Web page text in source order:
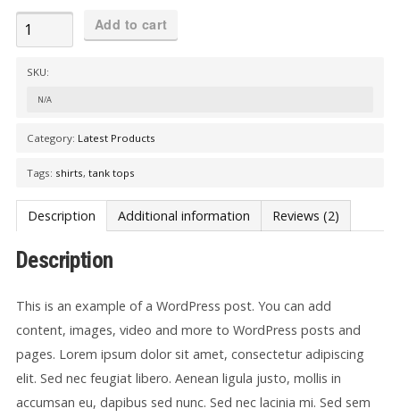
Striped
Long
Tank
Top
Add to cart
SKU:
N/A
Category: Latest Products
Tags: shirts, tank tops
Description Additional information Reviews (2)
Description
This is an example of a WordPress post. You can add
content, images, video and more to WordPress posts and
pages. Lorem ipsum dolor sit amet, consectetur adipiscing
elit. Sed nec feugiat libero. Aenean ligula justo, mollis in
accumsan eu, dapibus sed nunc. Sed nec lacinia mi. Sed sem